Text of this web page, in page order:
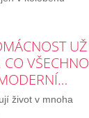
UŽ
CO VŠECHNO
život v mnoha